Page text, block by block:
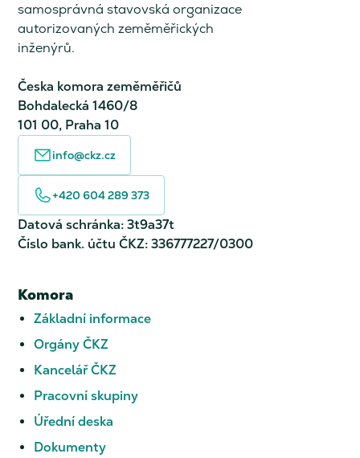
samosprávná stavovská organizace
autorizovaných zeměměřických
inženýrů.
Česka komora zeměměřičů
Bohdalecká 1460/8
101 00, Praha 10
info@ckz.cz
+420 604 289 373
Datová schránka: 3t9a37t
Číslo bank. účtu ČKZ: 336777227/0300
Komora
Základní informace
Orgány ČKZ
Kancelář ČKZ
Pracovní skupiny
Úřední deska
Dokumenty